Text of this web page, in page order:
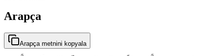
Arapça
Arapça metnini kopyala